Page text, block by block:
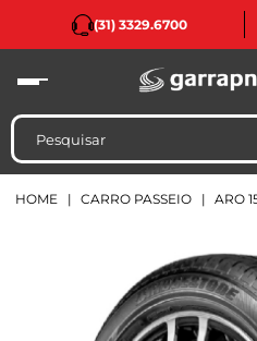
(31) 3329.6700
HOME CARRO PASSEIO ARO